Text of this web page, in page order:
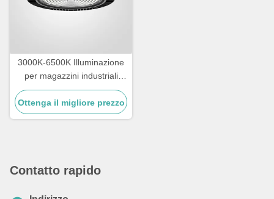
3000K-6500K Illuminazione
per magazzini industriali
IK09 Rating LED High Bay
Lighting
Ottenga il migliore prezzo
Contatto rapido